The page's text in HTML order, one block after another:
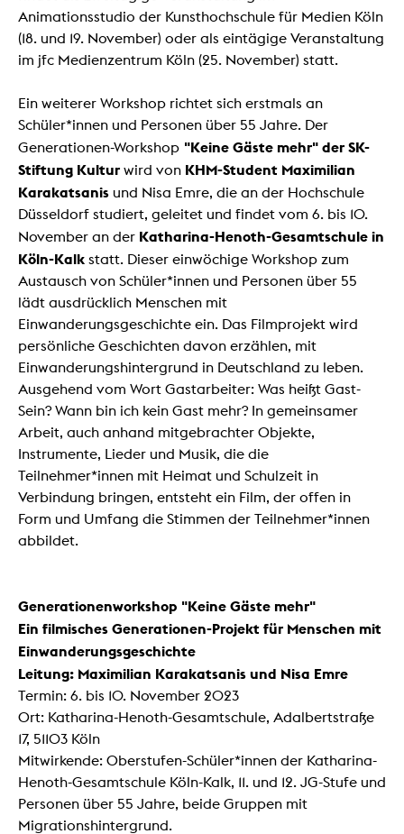
Animationsstudio der Kunsthochschule für Medien Köln
(18. und 19. November) oder als eintägige Veranstaltung
im jfc Medienzentrum Köln (25. November) statt.
Ein weiterer Workshop richtet sich erstmals an
Schüler*innen und Personen über 55 Jahre. Der
Generationen-Workshop "Keine Gäste mehr" der SK-
Stiftung Kultur wird von KHM-Student Maximilian
Karakatsanis und Nisa Emre, die an der Hochschule
Düsseldorf studiert, geleitet und findet vom 6. bis 10.
November an der Katharina-Henoth-Gesamtschule in
Köln-Kalk statt. Dieser einwöchige Workshop zum
Austausch von Schüler*innen und Personen über 55
lädt ausdrücklich Menschen mit
Einwanderungsgeschichte ein. Das Filmprojekt wird
persönliche Geschichten davon erzählen, mit
Einwanderungshintergrund in Deutschland zu leben.
Ausgehend vom Wort Gastarbeiter: Was heißt Gast-
Sein? Wann bin ich kein Gast mehr? In gemeinsamer
Arbeit, auch anhand mitgebrachter Objekte,
Instrumente, Lieder und Musik, die die
Teilnehmer*innen mit Heimat und Schulzeit in
Verbindung bringen, entsteht ein Film, der offen in
Form und Umfang die Stimmen der Teilnehmer*innen
abbildet.
Generationenworkshop "Keine Gäste mehr"
Ein filmisches Generationen-Projekt für Menschen mit
Einwanderungsgeschichte
Leitung: Maximilian Karakatsanis und Nisa Emre
Termin: 6. bis 10. November 2023
Ort: Katharina-Henoth-Gesamtschule, Adalbertstraße
17, 51103 Köln
Mitwirkende: Oberstufen-Schüler*innen der Katharina-
Henoth-Gesamtschule Köln-Kalk, 11. und 12. JG-Stufe und
Personen über 55 Jahre, beide Gruppen mit
Migrationshintergrund.